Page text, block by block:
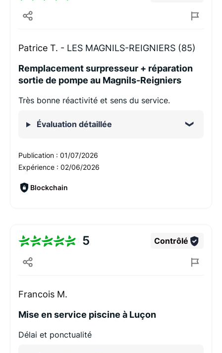
Patrice T. - LES MAGNILS-REIGNIERS (85)
Remplacement surpresseur + réparation
sortie de pompe au Magnils-Reigniers
Très bonne réactivité et sens du service.
Évaluation détaillée
Publication : 01/07/2026
Expérience : 02/06/2026
Blockchain
5 Contrôlé
Francois M.
Mise en service piscine à Luçon
Délai et ponctualité